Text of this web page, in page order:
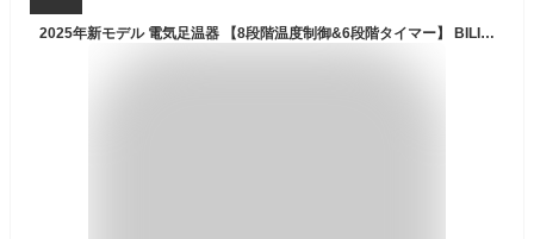
2025年新モデル 電気足温器 【8段階温度制御&6段階タイマー】 BILIWAL フットウォーマー 速暖 柔らかフランネル 通気 抗菌 防臭 軽量 過熱保護 丸洗い可 省エネ 収納簡単 足元ヒーター ホットマット 足元 あったかグッズ 冷え症対策 42cm*42cm